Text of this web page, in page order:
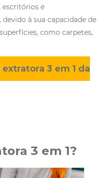
escritórios e
à sua capacidade de
como carpetes,
3 em 1 da
3 em 1?